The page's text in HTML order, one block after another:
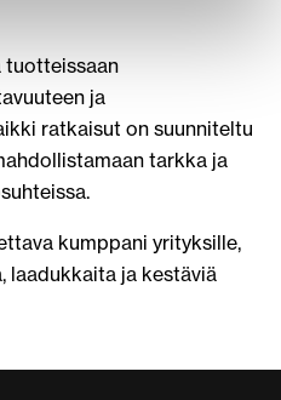
tuotteissaan
ja
ratkaisut on suunniteltu
tarkka ja
kumppani yrityksille,
laadukkaita ja kestäviä